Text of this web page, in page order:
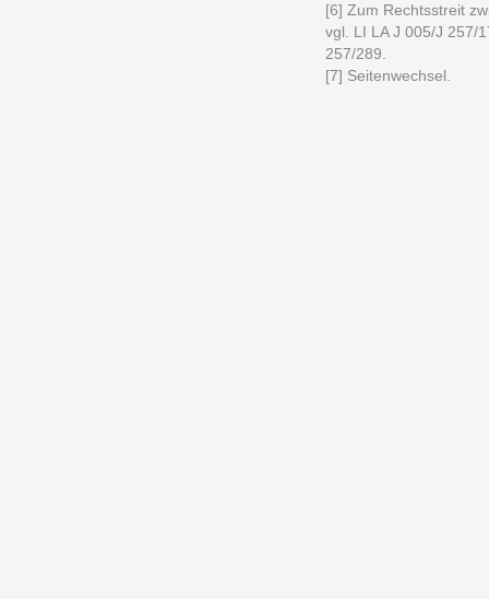
[6] Zum Rechtsstreit
vgl. LI LA J 005/J 257/
257/289.
[7] Seitenwechsel.